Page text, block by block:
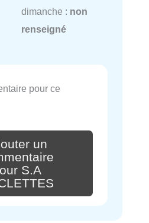
dimanche : non
renseigné
pour ce
un
S.A